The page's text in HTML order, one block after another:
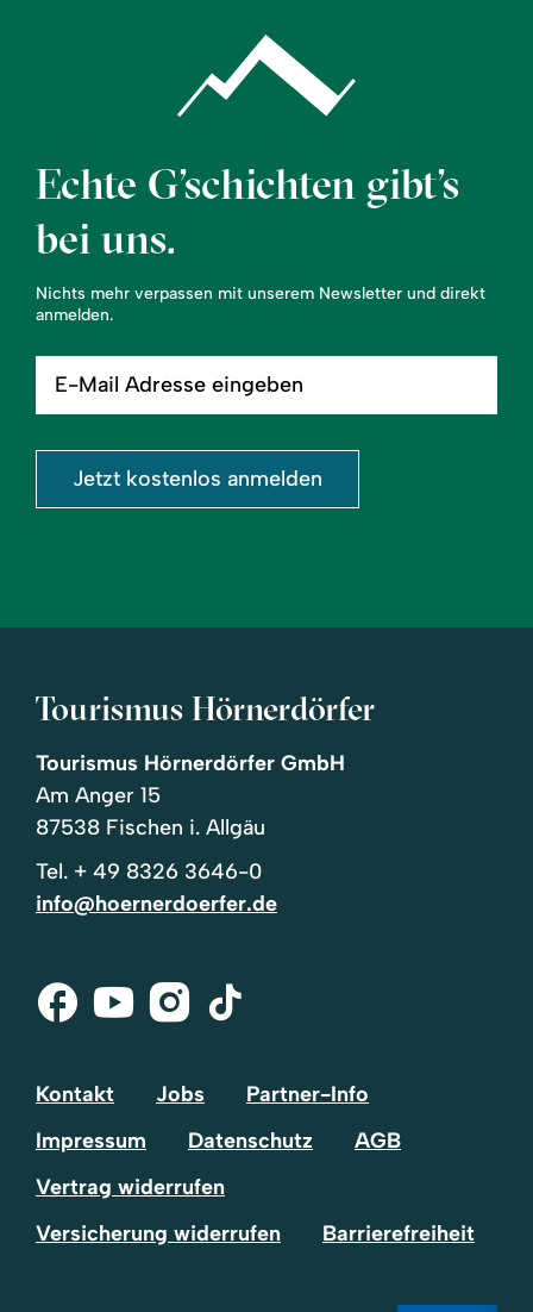
Echte G’schichten gibt’s
bei uns.
Nichts mehr verpassen mit unserem Newsletter und direkt
anmelden.
Mail
eingeben
Jetzt kostenlos anmelden
Tourismus Hörnerdörfer
Tourismus Hörnerdörfer GmbH
Am Anger 15
87538 Fischen i. Allgäu
Tel. + 49 8326 3646-0
info@hoernerdoerfer.de
Facebook
Youtube
Instagram
Tik-
Kontakt Jobs
Partner-Info
Impressum
Datenschutz
AGB
Vertrag widerrufen
Versicherung widerrufen
Barrierefreiheit